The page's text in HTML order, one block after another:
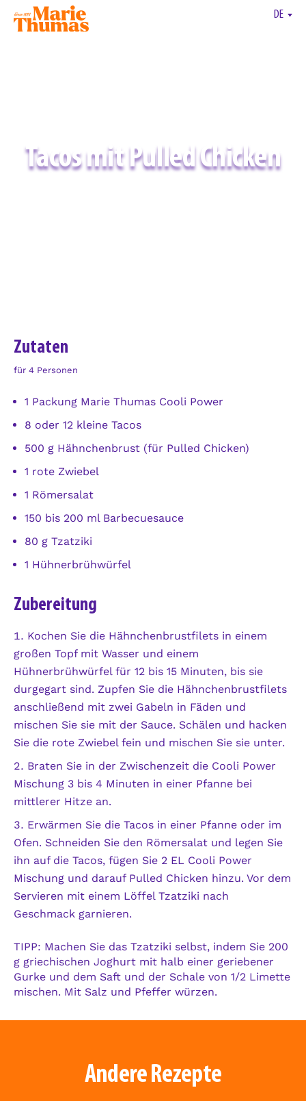
DE
Tacos mit Pulled Chicken
Zutaten
für 4 Personen
1 Packung Marie Thumas Cooli Power
8 oder 12 kleine Tacos
500 g Hähnchenbrust (für Pulled Chicken)
1 rote Zwiebel
1 Römersalat
150 bis 200 ml Barbecuesauce
80 g Tzatziki
1 Hühnerbrühwürfel
Zubereitung
Kochen Sie die Hähnchenbrustfilets in einem
großen Topf mit Wasser und einem
Hühnerbrühwürfel für 12 bis 15 Minuten, bis sie
durgegart sind. Zupfen Sie die Hähnchenbrustfilets
anschließend mit zwei Gabeln in Fäden und
mischen Sie sie mit der Sauce. Schälen und hacken
Sie die rote Zwiebel fein und mischen Sie sie unter.
Braten Sie in der Zwischenzeit die Cooli Power
Mischung 3 bis 4 Minuten in einer Pfanne bei
mittlerer Hitze an.
Erwärmen Sie die Tacos in einer Pfanne oder im
Ofen. Schneiden Sie den Römersalat und legen Sie
ihn auf die Tacos, fügen Sie 2 EL Cooli Power
Mischung und darauf Pulled Chicken hinzu. Vor dem
Servieren mit einem Löffel Tzatziki nach
Geschmack garnieren.
TIPP: Machen Sie das Tzatziki selbst, indem Sie 200
g griechischen Joghurt mit halb einer geriebener
Gurke und dem Saft und der Schale von 1/2 Limette
mischen. Mit Salz und Pfeffer würzen.
Andere Rezepte